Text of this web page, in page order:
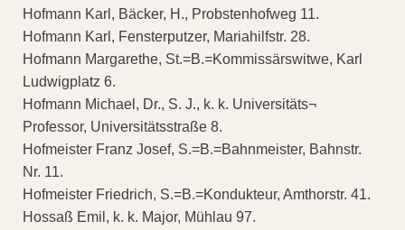
Hofmann Karl, Bäcker, H., Probstenhofweg 11.
Hofmann Karl, Fensterputzer, Mariahilfstr. 28.
Hofmann Margarethe, St.=B.=Kommissärswitwe, Karl
Ludwigplatz 6.
Hofmann Michael, Dr., S. J., k. k. Universitäts¬
Professor, Universitätsstraße 8.
Hofmeister Franz Josef, S.=B.=Bahnmeister, Bahnstr.
Nr. 11.
Hofmeister Friedrich, S.=B.=Kondukteur, Amthorstr. 41.
Hossaß Emil, k. k. Major, Mühlau 97.